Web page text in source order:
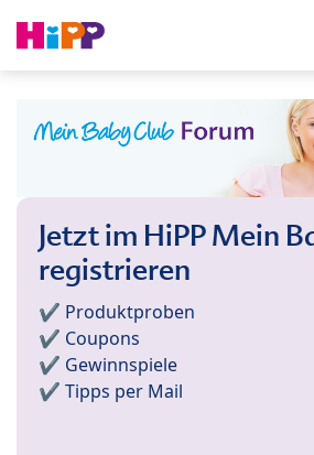
Jetzt im HiPP Mein
registrieren
✔️ Produktproben
✔️ Coupons
✔️ Gewinnspiele
✔️ Tipps per Mail